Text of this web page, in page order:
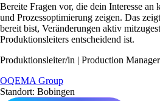
Bereite Fragen vor, die dein Interesse an
und Prozessoptimierung zeigen. Das
bereit bist, Veränderungen aktiv
Produktionsleiters entscheidend ist.
Produktionsleiter/in | Production
OQEMA Group
Standort: Bobingen